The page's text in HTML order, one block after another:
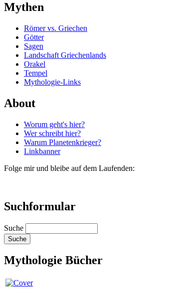
Mythen
Römer vs. Griechen
Götter
Sagen
Landschaft Griechenlands
Orakel
Tempel
Mythologie-Links
About
Worum geht's hier?
Wer schreibt hier?
Warum Planetenkrieger?
Linkbanner
Folge mir und bleibe auf dem Laufenden:
Suchformular
Suche
Mythologie Bücher